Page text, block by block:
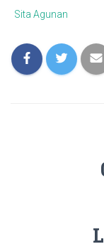
Sita Agunan